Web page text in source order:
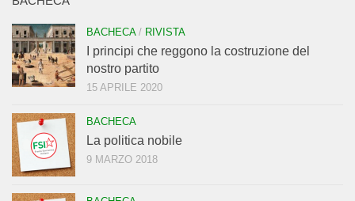
BACHECA/ RIVISTA
I principi che reggono la costruzione del
nostro partito
15 APRILE 2020
BACHECA
La politica nobile
9 MARZO 2018